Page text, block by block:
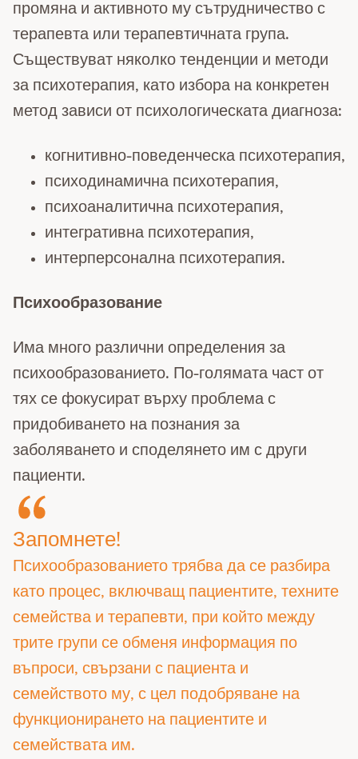
промяна и активното му сътрудничество с
терапевта или терапевтичната група.
Съществуват няколко тенденции и методи
за психотерапия, като избора на конкретен
метод зависи от психологическата диагноза:
когнитивно-поведенческа психотерапия,
психодинамична психотерапия,
психоаналитична психотерапия,
интегративна психотерапия,
интерперсонална психотерапия.
Психообразование
Има много различни определения за
психообразованието. По-голямата част от
тях се фокусират върху проблема с
придобиването на познания за
заболяването и споделянето им с други
пациенти.
Запомнете!
Психообразованието трябва да се разбира
като процес, включващ пациентите, техните
семейства и терапевти, при който между
трите групи се обменя информация по
въпроси, свързани с пациента и
семейството му, с цел подобряване на
функционирането на пациентите и
семействата им.